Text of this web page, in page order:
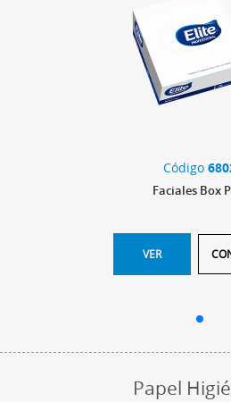
Código
Faciales Box
VER
Papel